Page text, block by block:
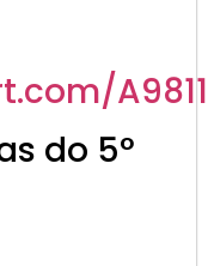
.com/
do 5°